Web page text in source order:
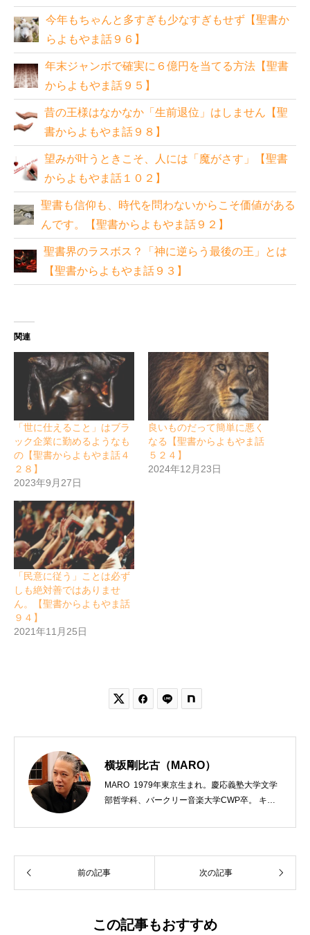
今年もちゃんと多すぎも少なすぎもせず【聖書か
らよもやま話９６】
年末ジャンボで確実に６億円を当てる方法【聖書
からよもやま話９５】
昔の王様はなかなか「生前退位」はしません【聖
書からよもやま話９８】
望みが叶うときこそ、人には「魔がさす」【聖書
からよもやま話１０２】
聖書も信仰も、時代を問わないからこそ価値がある
んです。【聖書からよもやま話９２】
聖書界のラスボス？「神に逆らう最後の王」とは
【聖書からよもやま話９３】
関連
「世に仕えること」はブラ
ック企業に勤めるようなも
の【聖書からよもやま話４
２８】
2023年9月27日
良いものだって簡単に悪く
なる【聖書からよもやま話
５２４】
2024年12月23日
「民意に従う」ことは必ず
しも絶対善ではありませ
ん。【聖書からよもやま話
９４】
2021年11月25日
 
横坂剛比古（MARO）
MARO 1979年東京生まれ。慶応義塾大学文学
部哲学科、バークリー音楽大学CWP卒。 キリ
う宗教法人専門の行政書士。2020年7月よりク
「上馬キリスト教会（@kamiumach）」の運営
を行う「まじめ担当」。 著書に『聖書を読んだ
西洋哲学超入門〜』（日本実業出版）、『人生
前の記事 次の記事
この記事もおすすめ